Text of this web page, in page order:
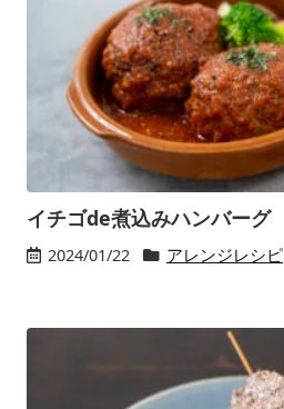
イチゴde煮込みハンバーグ
2024/01/22 アレンジレシピ